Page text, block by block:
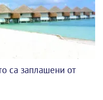
са заплашени от